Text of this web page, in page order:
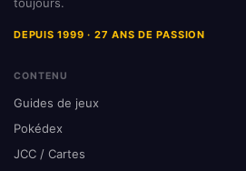
DEPUIS 1999 · 27 ANS DE PASSION
CONTENU
Guides de jeux
Pokédex
JCC / Cartes